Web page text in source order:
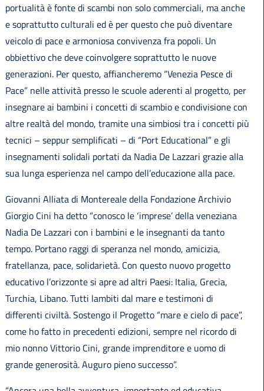
portualità è fonte di scambi non solo commerciali, ma anche
e soprattutto culturali ed è per questo che può diventare
veicolo di pace e armoniosa convivenza fra popoli. Un
obbiettivo che deve coinvolgere soprattutto le nuove
generazioni. Per questo, affiancheremo “Venezia Pesce di
Pace” nelle attività presso le scuole aderenti al progetto, per
insegnare ai bambini i concetti di scambio e condivisione con
altre realtà del mondo, tramite una simbiosi tra i concetti più
tecnici – seppur semplificati – di “Port Educational” e gli
insegnamenti solidali portati da Nadia De Lazzari grazie alla
sua lunga esperienza nel campo dell’educazione alla pace.
Giovanni Alliata di Montereale della Fondazione Archivio
Giorgio Cini ha detto “conosco le ‘imprese’ della veneziana
Nadia De Lazzari con i bambini e le insegnanti da tanto
tempo. Portano raggi di speranza nel mondo, amicizia,
fratellanza, pace, solidarietà. Con questo nuovo progetto
educativo l’orizzonte si apre ad altri Paesi: Italia, Grecia,
Turchia, Libano. Tutti lambiti dal mare e testimoni di
differenti civiltà. Sostengo il Progetto “mare e cielo di pace”,
come ho fatto in precedenti edizioni, sempre nel ricordo di
mio nonno Vittorio Cini, grande imprenditore e uomo di
grande generosità. Auguro pieno successo”.